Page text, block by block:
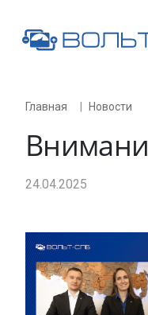
Главная Новости
24.04.2025